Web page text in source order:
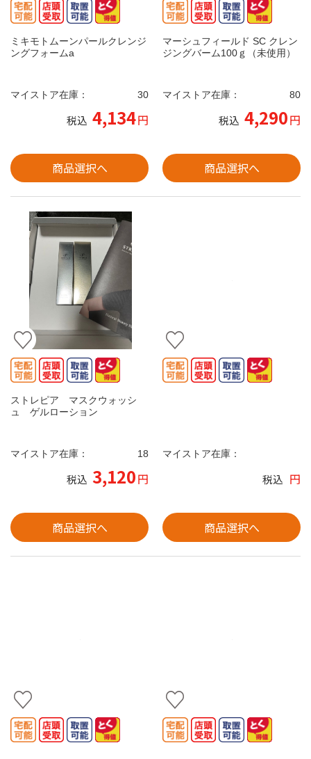
ミキモトムーンパールクレンジ
ングフォームa
マイストア在庫： 30
税込 4,134円
商品選択へ
マーシュフィールド SC クレン
ジングバーム100ｇ（未使用）
マイストア在庫： 80
税込 4,290円
商品選択へ
ストレピア マスクウォッシ
ュ ゲルローション
マイストア在庫： 18
税込 3,120円
商品選択へ
マイストア在庫：
税込 円
商品選択へ